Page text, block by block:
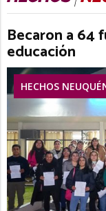
Becaron a 64
educación
HECHOS